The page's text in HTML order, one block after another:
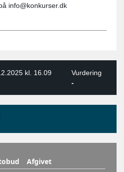
info@konkurser.dk
kl. 16.09
Vurdering
-